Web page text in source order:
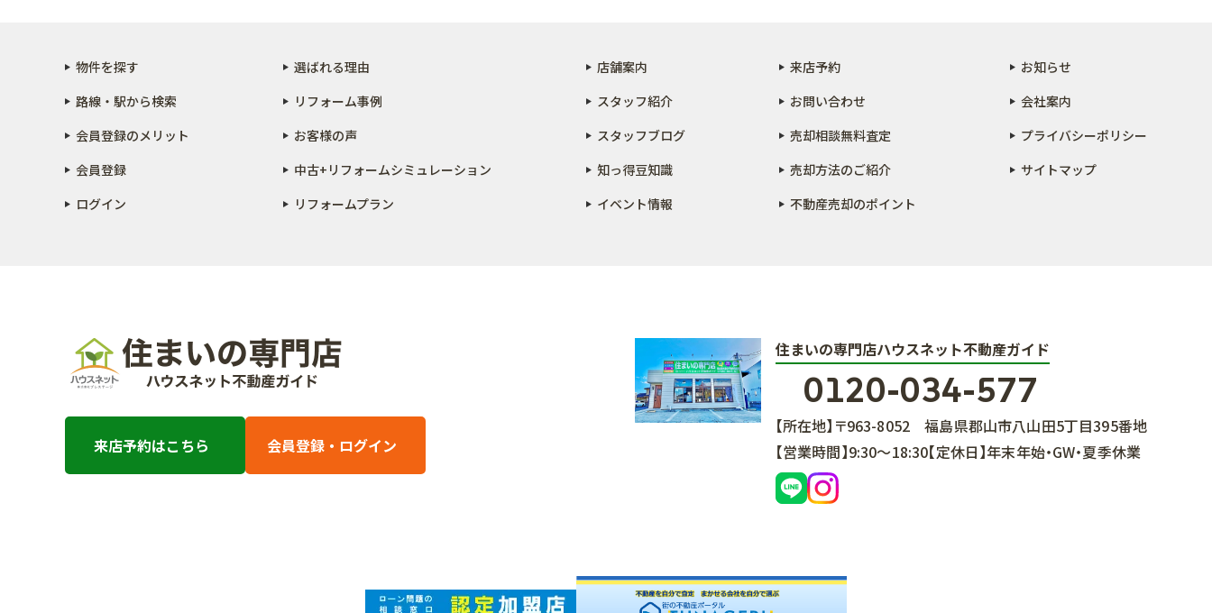
物件を探す
路線・駅から検索
会員登録のメリット
会員登録
ログイン
選ばれる理由
リフォーム事例
お客様の声
中古+リフォームシミュレーション
リフォームプラン
店舗案内
スタッフ紹介
スタッフブログ
知っ得豆知識
イベント情報
来店予約
お問い合わせ
売却相談無料査定
売却方法のご紹介
不動産売却のポイント
お知らせ
会社案内
プライバシーポリシー
サイトマップ
来店予約はこちら 会員登録・ログイン
住まいの専門店ハウスネット不動産ガイド
0120-034-577
【所在地】 〒963-8052
福島県郡山市八山田5丁目395番地
【営業時間】9:30～18:30【定休日】年末年始・GW・夏季休業